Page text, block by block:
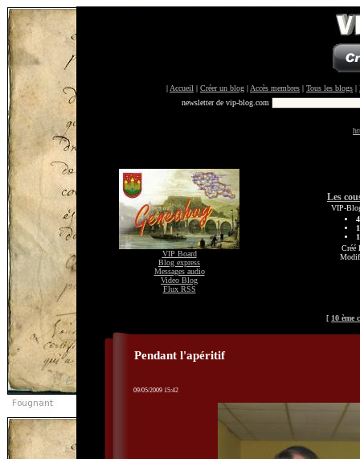
| Accueil | Créer un blog | Accès membres | Tous les blogs |
newsletter de vip-blog.com
VIP Board
Blog express
Messages audio
Video Blog
Flux RSS
Les
VIP-
1
1
Créé
[ 10 ème
Pendant l'apéritif
09/05/2009 15:42